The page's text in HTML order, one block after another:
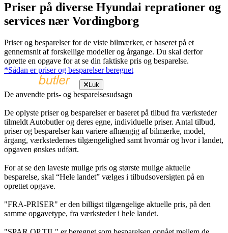
Priser på diverse Hyundai reprationer og
services nær Vordingborg
Priser og besparelser for de viste bilmærker, er baseret på et
gennemsnit af forskellige modeller og årgange. Du skal derfor
oprette en opgave for at se din faktiske pris og besparelse.
*Sådan er priser og besparelser beregnet
Luk
De anvendte pris- og besparelsesudsagn
De oplyste priser og besparelser er baseret på tilbud fra værksteder
tilmeldt Autobutler og deres egne, individuelle priser. Antal tilbud,
priser og besparelser kan variere afhængig af bilmærke, model,
årgang, værkstedernes tilgængelighed samt hvornår og hvor i landet,
opgaven ønskes udført.
For at se den laveste mulige pris og største mulige aktuelle
besparelse, skal “Hele landet” vælges i tilbudsoversigten på en
oprettet opgave.
"FRA-PRISER" er den billigst tilgængelige aktuelle pris, på den
samme opgavetype, fra værksteder i hele landet.